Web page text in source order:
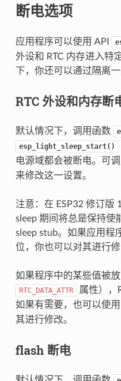
断电选项
应用程序可以使用 API
外设和 RTC 内存进入特
下，你还可以通过隔离
RTC 外设和内存断
默认情况下，调用函数
esp_light_sleep_start()
电源域都会被断电。可
来修改这一设置。
注意：在 ESP32 修订版
sleep 期间将总是保持使
sleep stub。如果应用程
位，你也可以对其进行修
如果程序中的某些值被
RTC_DATA_ATTR
属性），
如果有需要，也可以使
其进行修改。
flash 断电